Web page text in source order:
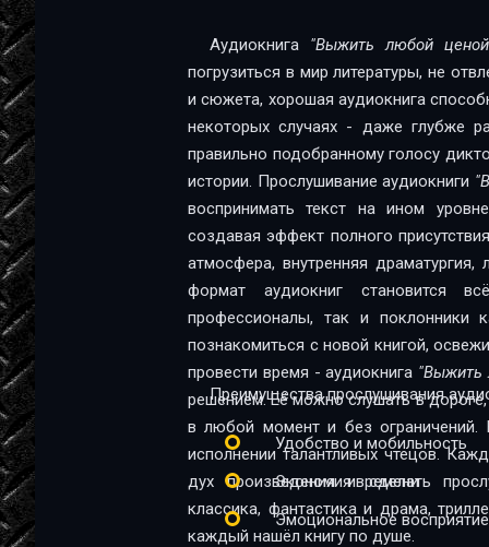
Аудиокнига "Выжить любой
погрузиться в мир литературы, не
и сюжета, хорошая аудиокнига
некоторых случаях - даже глубже
правильно подобранному голосу
истории. Прослушивание аудиокниги
воспринимать текст на ином
создавая эффект полного
атмосфера, внутренняя
формат аудиокниг становится
профессионалы, так и поклонники качественной
познакомиться с новой книгой,
провести время - аудиокнига "Выжить
решением. Её можно слушать в
в любой момент и без ограничений.
исполнении талантливых чтецов.
дух произведения и сделать
классика, фантастика и драма,
каждый нашёл книгу по душе.
Преимущества прослушивания
Удобство и мобильность
Экономия времени
Эмоциональное восприятие